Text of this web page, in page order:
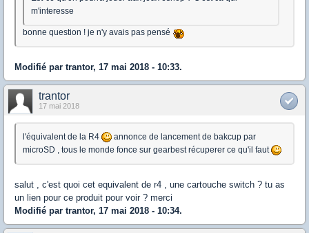
m'interesse
bonne question ! je n'y avais pas pensé
Modifié par trantor, 17 mai 2018 - 10:33.
trantor
17 mai 2018
l'équivalent de la R4
annonce de lancement de bakcup par
microSD , tous le monde fonce sur gearbest récuperer ce qu'il faut
salut , c'est quoi cet equivalent de r4 , une cartouche switch ? tu as
un lien pour ce produit pour voir ? merci
Modifié par trantor, 17 mai 2018 - 10:34.